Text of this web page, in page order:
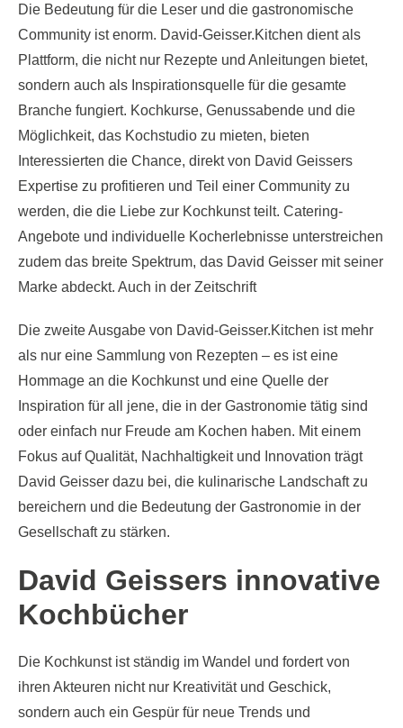
Die Bedeutung für die Leser und die gastronomische
Community ist enorm. David-Geisser.Kitchen dient als
Plattform, die nicht nur Rezepte und Anleitungen bietet,
sondern auch als Inspirationsquelle für die gesamte
Branche fungiert. Kochkurse, Genussabende und die
Möglichkeit, das Kochstudio zu mieten, bieten
Interessierten die Chance, direkt von David Geissers
Expertise zu profitieren und Teil einer Community zu
werden, die die Liebe zur Kochkunst teilt. Catering-
Angebote und individuelle Kocherlebnisse unterstreichen
zudem das breite Spektrum, das David Geisser mit seiner
Marke abdeckt. Auch in der Zeitschrift
Die zweite Ausgabe von David-Geisser.Kitchen ist mehr
als nur eine Sammlung von Rezepten – es ist eine
Hommage an die Kochkunst und eine Quelle der
Inspiration für all jene, die in der Gastronomie tätig sind
oder einfach nur Freude am Kochen haben. Mit einem
Fokus auf Qualität, Nachhaltigkeit und Innovation trägt
David Geisser dazu bei, die kulinarische Landschaft zu
bereichern und die Bedeutung der Gastronomie in der
Gesellschaft zu stärken.
David Geissers innovative
Kochbücher
Die Kochkunst ist ständig im Wandel und fordert von
ihren Akteuren nicht nur Kreativität und Geschick,
sondern auch ein Gespür für neue Trends und